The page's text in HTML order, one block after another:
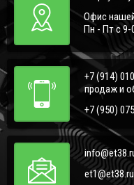
Офис
Пн - Пт с 9-
+7 (914)
продаж и
+7 (950)